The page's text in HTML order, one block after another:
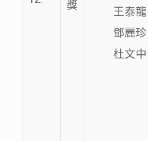
獎
王泰龍
鄧麗珍
杜文中